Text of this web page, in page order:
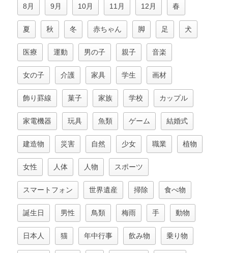
8月 9月 10月 11月 12月 春
夏 秋 冬 赤ちゃん 脚 足 犬
医療 運動 男の子 親子 音楽
女の子 介護 家具 学生 画材
飾り罫線 菓子 家族 学校 カップル
家電機器 玩具 魚類 ゲーム 結婚式
建造物 災害 自然 少女 職業 植物
女性 人体 人物 スポーツ
スマートフォン 世界遺産 掃除 食べ物
誕生日 男性 鳥類 梅雨 手 動物
日本人 猫 年中行事 飲み物 乗り物